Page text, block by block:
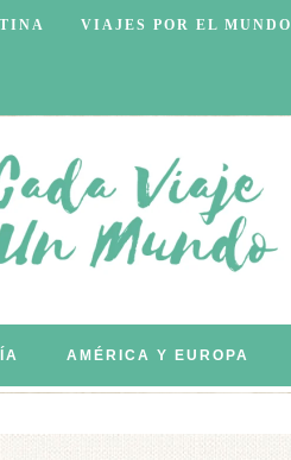
VIAJES POR EL MUNDO
AMÉRICA Y EUROPA